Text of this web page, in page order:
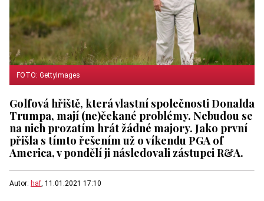
FOTO: GettyImages
Golfová hřiště, která vlastní společnosti Donalda
Trumpa, mají (ne)čekané problémy. Nebudou se
na nich prozatím hrát žádné majory. Jako první
přišla s tímto řešením už o víkendu PGA of
America, v pondělí ji následovali zástupci R&A.
Autor: haf, 11.01.2021 17:10